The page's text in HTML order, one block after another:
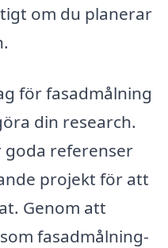
om du planerar
för fasadmålning
din research.
referenser
projekt för att
Genom att
fasadmålning-